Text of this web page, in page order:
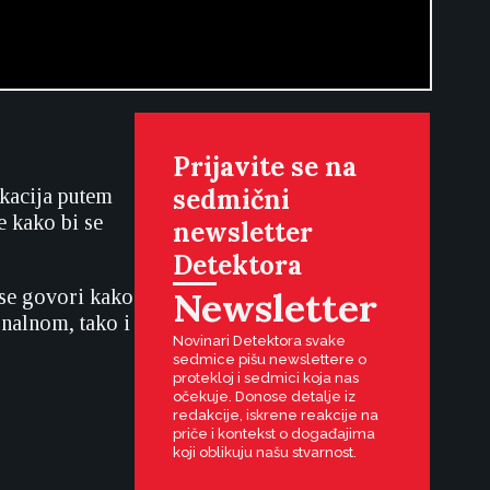
putem
kako bi se
govori kako
tako i
Prijavite se na
sedmični
newsletter
Detektora
Newsletter
Novinari Detektora svake
sedmice pišu newslettere o
protekloj i sedmici koja nas
očekuje. Donose detalje iz
redakcije, iskrene reakcije na
priče i kontekst o događajima
koji oblikuju našu stvarnost.